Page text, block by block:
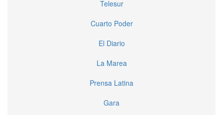
Telesur
Cuarto Poder
El Diario
La Marea
Prensa Latina
Gara